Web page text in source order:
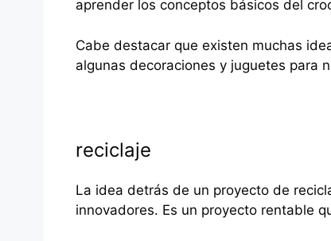
aprender los conceptos básicos del
Cabe destacar que existen muchas
algunas decoraciones y juguetes para
reciclaje
La idea detrás de un proyecto de
innovadores. Es un proyecto rentable